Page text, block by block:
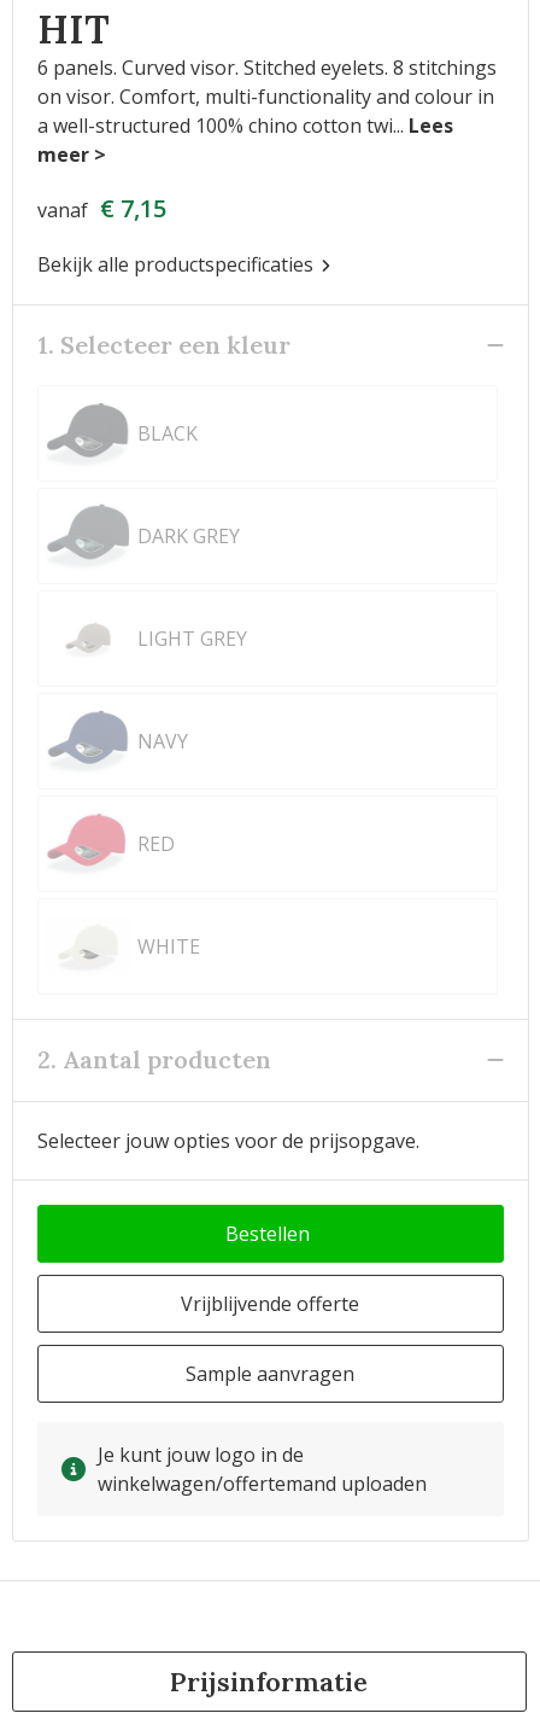
HIT
6 panels. Curved visor. Stitched eyelets. 8 stitchings
on visor. Comfort, multi-functionality and colour in
a well-structured 100% chino cotton twi...
vanaf € 7,15
Bekijk alle productspecificaties
1. Selecteer een kleur
BLACK
DARK GREY
LIGHT GREY
NAVY
RED
WHITE
2. Aantal producten
Selecteer jouw opties voor de prijsopgave.
Bestellen
Vrijblijvende offerte
Sample aanvragen
Je kunt jouw logo in de
winkelwagen/offertemand uploaden
Prijsinformatie